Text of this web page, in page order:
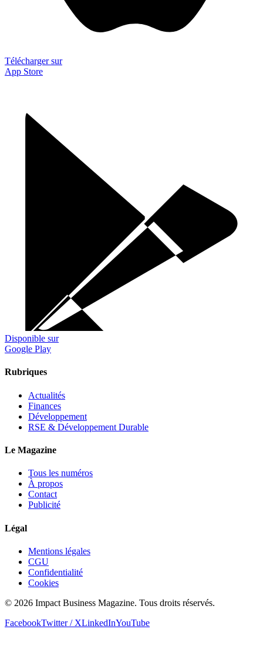
Télécharger sur
App Store
Disponible sur
Google Play
Rubriques
Actualités
Finances
Développement
RSE & Développement Durable
Le Magazine
Tous les numéros
À propos
Contact
Publicité
Légal
Mentions légales
CGU
Confidentialité
Cookies
© 2026 Impact Business Magazine. Tous droits réservés.
FacebookTwitter / XLinkedInYouTube